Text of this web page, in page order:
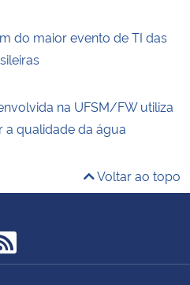
do maior evento de TI das
na UFSM/FW utiliza
a qualidade da água
Voltar ao topo